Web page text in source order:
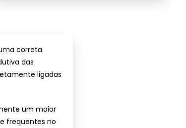
correta
das
ligadas
um maior
frequentes no